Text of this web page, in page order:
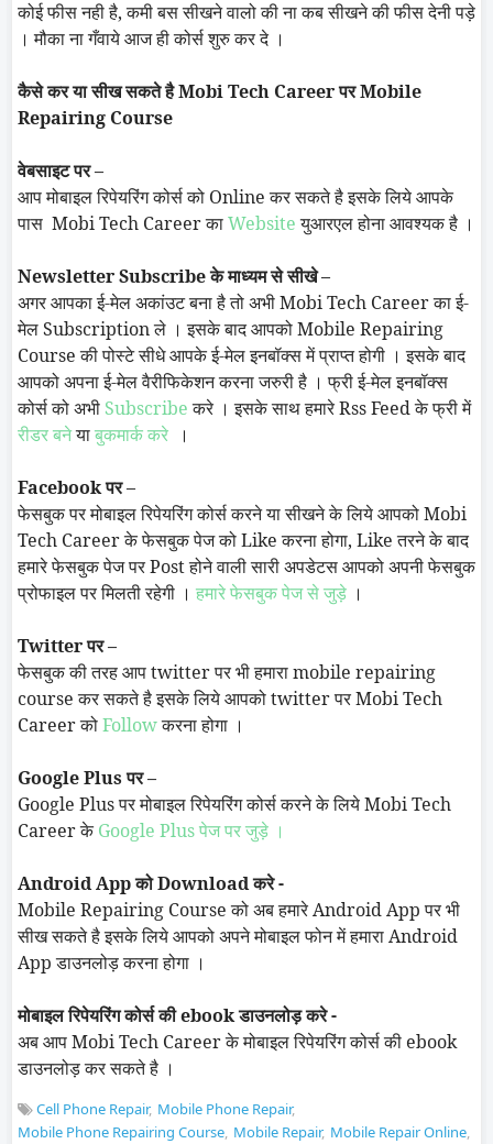
कोई फीस नही है, कमी बस सीखने वालो की ना कब सीखने की फीस देनी पड़े
। मौका ना गँवाये आज ही कोर्स शुरु कर दे ।
कैसे कर या सीख सकते हैMobiTech CareerपरMobile
Repairing Course
वेबसाइट पर–
आप मोबाइल रिपेयरिंग कोर्स को Onlineकर सकते है इसके लिये आपके
पास MobiTech CareerकाWebsite युआरएल होना आवश्यक है ।
Newsletter Subscribeके माध्यम से सीखे –
अगर आपका ई-मेल अकांउट बना है तो अभीMobiTech Careerका ई-
मेलSubscriptionले । इसके बाद आपकोMobile Repairing
Courseकी पोस्टे सीधे आपके ई-मेल इनबॉक्स में प्राप्त होगी । इसके बाद
आपको अपना ई-मेल वैरीफिकेशन करना जरुरी है । फ्री ई-मेल इनबॉक्स
कोर्स को अभीSubscribe करे । इसके साथ हमारे Rss Feed के फ्री में
रीडर बनेयाबुकमार्क करे ।
Facebookपर –
फेसबुक पर मोबाइल रिपेयरिंग कोर्स करने या सीखने के लिये आपकोMobi
Tech Careerके फेसबुक पेज कोLikeकरना होगा, Likeतरने के बाद
हमारे फेसबुक पेज परPostहोने वाली सारी अपडेटस आपको अपनी फेसबुक
प्रोफाइल पर मिलती रहेगी । हमारे फेसबुक पेज से जुड़े ।
Twitterपर –
फेसबुक की तरह आपtwitterपर भी हमाराmobile repairing
courseकर सकते है इसके लिये आपकोtwitterपरMobiTech
CareerकोFollowकरना होगा ।
Google Plusपर –
Google Plusपर मोबाइल रिपेयरिंग कोर्स करने के लियेMobiTech
CareerकेGoogle Plusपेज पर जुड़े ।
Android AppकोDownloadकरे -
Mobile Repairing Courseको अब हमारेAndroid Appपर भी
सीख सकते है इसके लिये आपको अपने मोबाइल फोन में हमाराAndroid
Appडाउनलोड़ करना होगा ।
मोबाइल रिपेयरिंग कोर्स कीebookडाउनलोड़ करे -
अब आपMobiTech Careerके मोबाइल रिपेयरिंग कोर्स की ebook
डाउनलोड़ कर सकते है ।
Cell Phone Repair Mobile Phone Repair
Mobile Phone Repairing Course Mobile Repair Mobile Repair Online